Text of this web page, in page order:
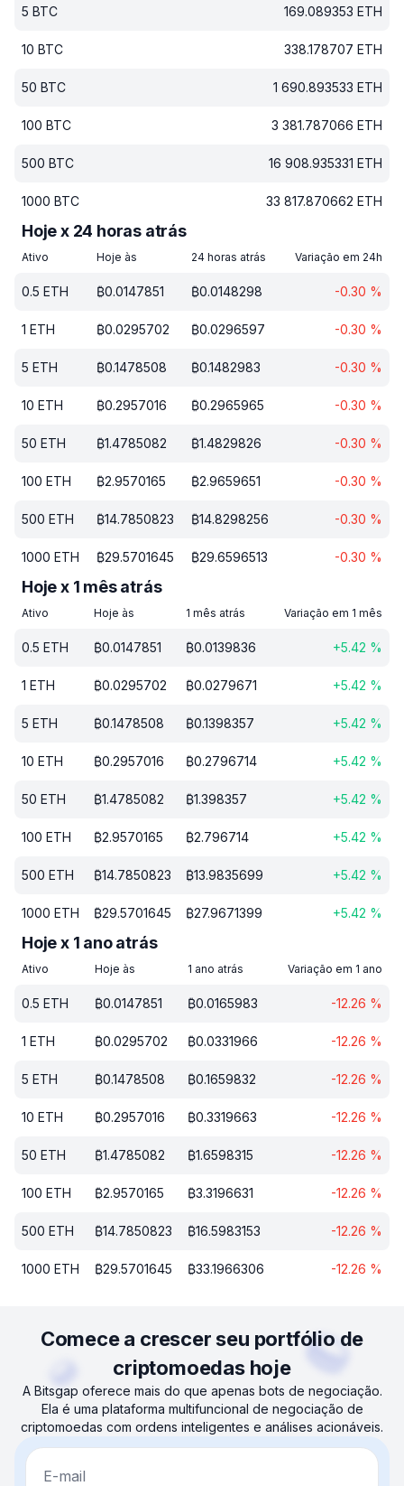
5 BTC 169.089353 ETH
10 BTC 338.178707 ETH
50 BTC 1 690.893533 ETH
100 BTC 3 381.787066 ETH
500 BTC 16 908.935331 ETH
1000 BTC 33 817.870662 ETH
Hoje x 24 horas atrás
Ativo Hoje às 24 horas atrás Variação em 24h
0.5 ETH ₿0.0147851 ₿0.0148298 -0.30 %
1 ETH ₿0.0295702 ₿0.0296597 -0.30 %
5 ETH ₿0.1478508 ₿0.1482983 -0.30 %
10 ETH ₿0.2957016 ₿0.2965965 -0.30 %
50 ETH ₿1.4785082 ₿1.4829826 -0.30 %
100 ETH ₿2.9570165 ₿2.9659651 -0.30 %
500 ETH ₿14.7850823 ₿14.8298256 -0.30 %
1000 ETH ₿29.5701645 ₿29.6596513 -0.30 %
Hoje x 1 mês atrás
Ativo Hoje às 1 mês atrás Variação em 1 mês
0.5 ETH ₿0.0147851 ₿0.0139836 +5.42 %
1 ETH ₿0.0295702 ₿0.0279671 +5.42 %
5 ETH ₿0.1478508 ₿0.1398357 +5.42 %
10 ETH ₿0.2957016 ₿0.2796714 +5.42 %
50 ETH ₿1.4785082 ₿1.398357 +5.42 %
100 ETH ₿2.9570165 ₿2.796714 +5.42 %
500 ETH ₿14.7850823 ₿13.9835699 +5.42 %
1000 ETH ₿29.5701645 ₿27.9671399 +5.42 %
Hoje x 1 ano atrás
Ativo Hoje às 1 ano atrás Variação em 1 ano
0.5 ETH ₿0.0147851 ₿0.0165983 -12.26 %
1 ETH ₿0.0295702 ₿0.0331966 -12.26 %
5 ETH ₿0.1478508 ₿0.1659832 -12.26 %
10 ETH ₿0.2957016 ₿0.3319663 -12.26 %
50 ETH ₿1.4785082 ₿1.6598315 -12.26 %
100 ETH ₿2.9570165 ₿3.3196631 -12.26 %
500 ETH ₿14.7850823 ₿16.5983153 -12.26 %
1000 ETH ₿29.5701645 ₿33.1966306 -12.26 %
Comece a crescer seu portfólio de
criptomoedas hoje
A Bitsgap oferece mais do que apenas bots de negociação.
Ela é uma plataforma multifuncional de negociação de
criptomoedas com ordens inteligentes e análises acionáveis.
E-mail